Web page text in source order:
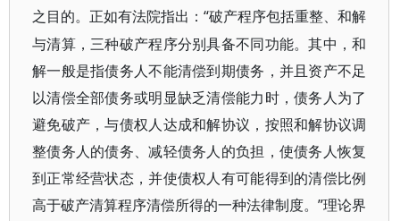
之目的。正如有法院指出：“破产程序包括重整、和解
与清算，三种破产程序分别具备不同功能。其中，和
解一般是指债务人不能清偿到期债务，并且资产不足
以清偿全部债务或明显缺乏清偿能力时，债务人为了
避免破产，与债权人达成和解协议，按照和解协议调
整债务人的债务、减轻债务人的负担，使债务人恢复
到正常经营状态，并使债权人有可能得到的清偿比例
高于破产清算程序清偿所得的一种法律制度。”理论界